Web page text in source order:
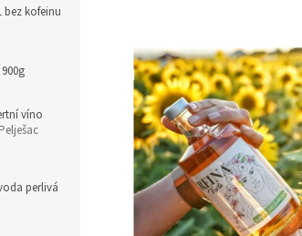
bez kofeinu
víno
perlivá
hvězdiček.